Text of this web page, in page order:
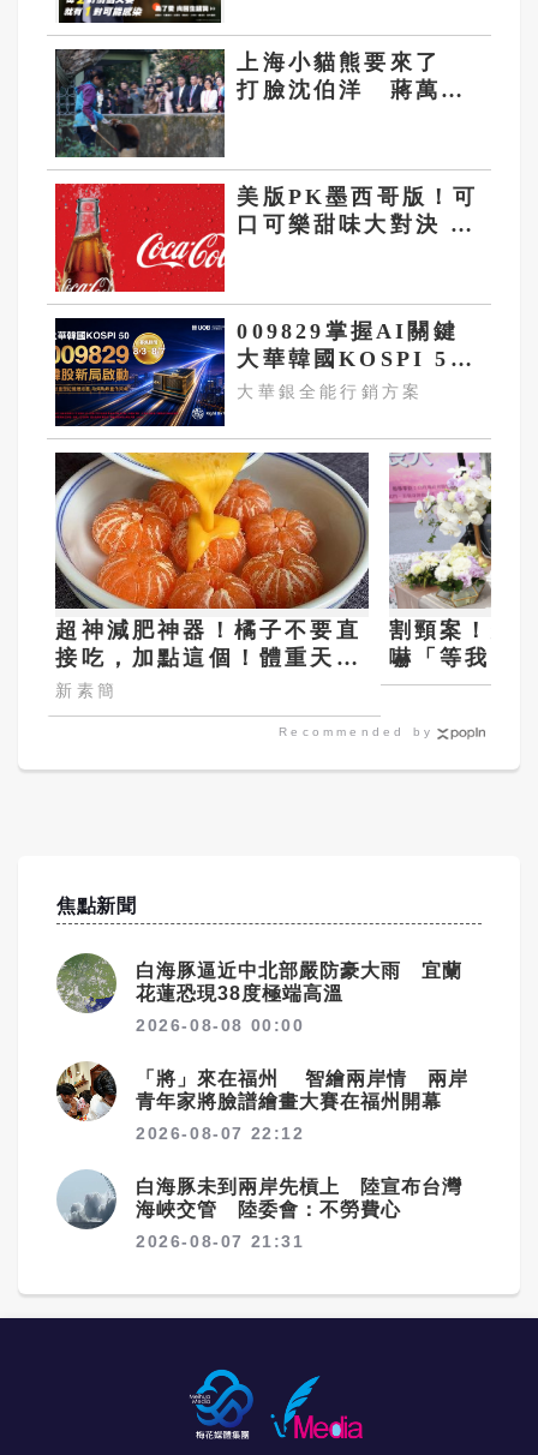
上海小貓熊要來了
打臉沈伯洋 蔣萬
美版PK墨西哥版！可
口可樂甜味大對決 你
009829掌握AI關鍵
大華韓國KOSPI 50
今強勢開募
大華銀全能行銷方案
超神減肥神器！橘子不要直
接吃，加點這個！體重天天
下降
新素簡
割頸案！恐
嚇「等我出
怒 兇嫌爸
Recommended by
焦點新聞
白海豚逼近中北部嚴防豪大雨 宜蘭
花蓮恐現38度極端高溫
2026-08-08 00:00
「將」來在福州 智繪兩岸情 兩岸
青年家將臉譜繪畫大賽在福州開幕
2026-08-07 22:12
白海豚未到兩岸先槓上 陸宣布台灣
海峽交管 陸委會：不勞費心
2026-08-07 21:31